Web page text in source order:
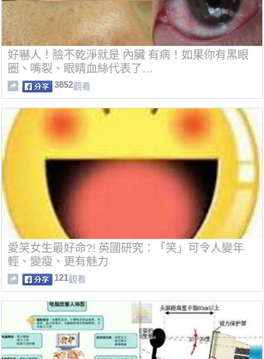
好嚇人！臉不乾淨就是 內臟 有病！如果你有黑眼
圈、嘴裂、眼睛血絲代表了…
3852觀看
愛笑女生最好命?! 英國研究：「笑」可令人變年
輕、變瘦、更有魅力
121觀看